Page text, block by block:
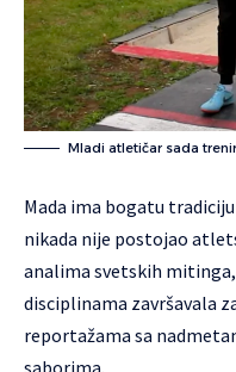
Mladi atletičar sada
Mada ima bogatu
nikada nije postojao
analima svetskih
disciplinama završavala
reportažama sa
saborima.